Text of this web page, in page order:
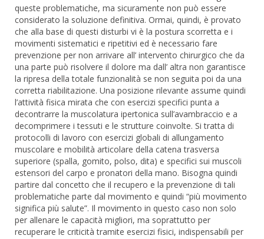
queste problematiche, ma sicuramente non può essere
considerato la soluzione definitiva. Ormai, quindi, è provato
che alla base di questi disturbi vi è la postura scorretta e i
movimenti sistematici e ripetitivi ed è necessario fare
prevenzione per non arrivare all’ intervento chirurgico che da
una parte può risolvere il dolore ma dall’ altra non garantisce
la ripresa della totale funzionalità se non seguita poi da una
corretta riabilitazione. Una posizione rilevante assume quindi
l’attività fisica mirata che con esercizi specifici punta a
decontrarre la muscolatura ipertonica sull’avambraccio e a
decomprimere i tessuti e le strutture coinvolte. Si tratta di
protocolli di lavoro con esercizi globali di allungamento
muscolare e mobilità articolare della catena trasversa
superiore (spalla, gomito, polso, dita) e specifici sui muscoli
estensori del carpo e pronatori della mano. Bisogna quindi
partire dal concetto che il recupero e la prevenzione di tali
problematiche parte dal movimento e quindi “più movimento
significa più salute”. Il movimento in questo caso non solo
per allenare le capacità migliori, ma soprattutto per
recuperare le criticità tramite esercizi fisici, indispensabili per